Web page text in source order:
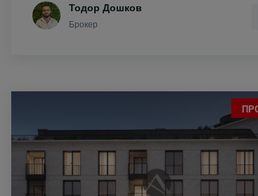
Тодор Дошков
Брокер